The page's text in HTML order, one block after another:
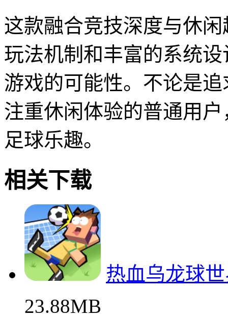
这款融合竞技深度与休
玩法机制和丰富的系统
游戏的可能性。不论是
注重休闲体验的普通用
足球乐趣。
相关下载
热血乌龙球
23.88MB